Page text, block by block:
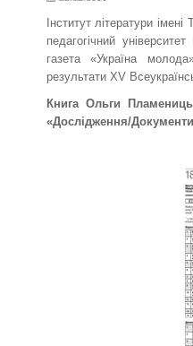
Інститут літератури
педагогічний
газета «Україна
результати XV
Книга Ольги
«Дослідження/